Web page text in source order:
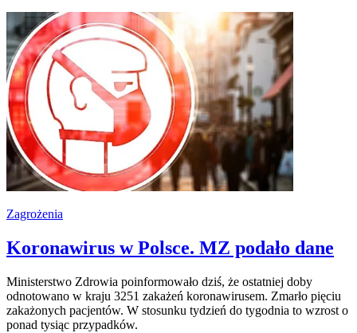
Zagrożenia
Koronawirus w Polsce. MZ podało dane
Ministerstwo Zdrowia poinformowało dziś, że ostatniej doby
odnotowano w kraju 3251 zakażeń koronawirusem. Zmarło pięciu
zakażonych pacjentów. W stosunku tydzień do tygodnia to wzrost o
ponad tysiąc przypadków.